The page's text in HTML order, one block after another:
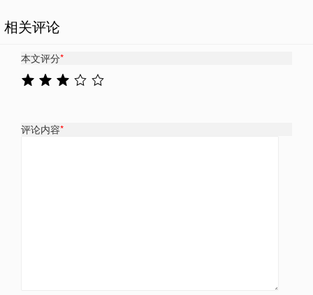
相关评论
本文评分*
评论内容*